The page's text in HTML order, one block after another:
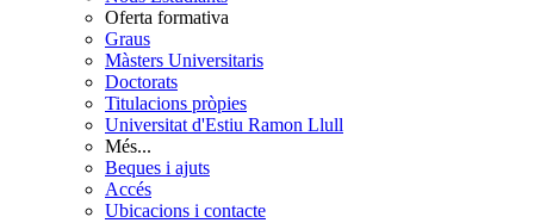
Oferta formativa
Graus
Màsters Universitaris
Doctorats
Titulacions pròpies
Universitat d'Estiu Ramon Llull
Més...
Beques i ajuts
Accés
Ubicacions i contacte